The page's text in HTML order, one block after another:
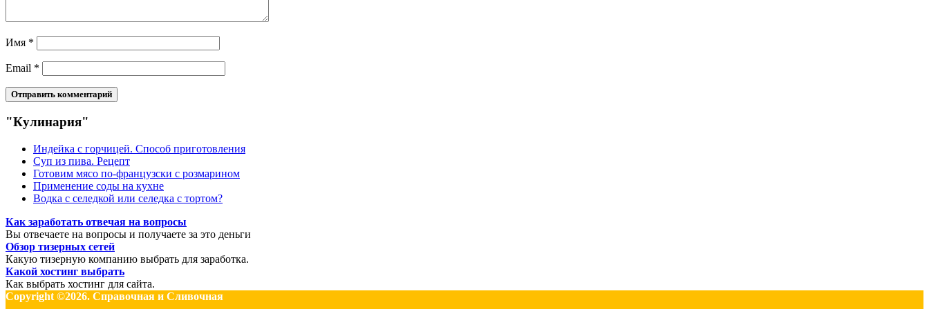
Имя *
Email *
"Кулинария"
Индейка с горчицей. Способ приготовления
Суп из пива. Рецепт
Готовим мясо по-французски с розмарином
Применение соды на кухне
Водка с селедкой или селедка с тортом?
Как заработать отвечая на вопросы
Вы отвечаете на вопросы и получаете за это деньги
Обзор тизерных сетей
Какую тизерную компанию выбрать для заработка.
Какой хостинг выбрать
Как выбрать хостинг для сайта.
Copyright ©2026. Справочная и Сливочная